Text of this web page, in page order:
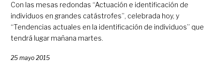
Con las mesas redondas “Actuación e identificación de
individuos en grandes catástrofes”, celebrada hoy, y
“Tendencias actuales en la identificación de individuos” que
tendrá lugar mañana martes.
25 mayo 2015